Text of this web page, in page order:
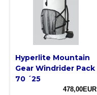
Hyperlite Mountain
Gear Windrider Pack
70 ´25
478,00EUR